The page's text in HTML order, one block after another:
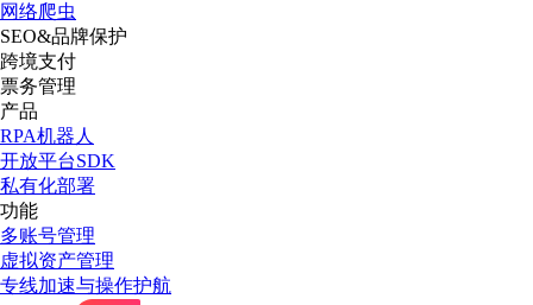
网络爬虫
SEO&品牌保护
跨境支付
票务管理
产品
RPA机器人
开放平台SDK
私有化部署
功能
多账号管理
虚拟资产管理
专线加速与操作护航